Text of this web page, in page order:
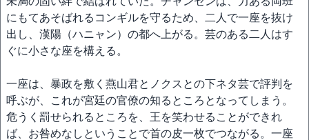
にもてあそばれるコンギルを守るため、二人で一座を抜け
出し、漢陽（ハニャン）の都へ上がる。芸のある二人はす
ぐに小さな座を構える。
一座は、暴政を敷く燕山君とノクスとの下ネタ芸で評判を
呼ぶが、これが宮廷の官僚の知るところとなってしまう。
危うく罰せられるところを、王を笑わせることができれ
ば、お咎めなしということで首の皮一枚でつながる。一座